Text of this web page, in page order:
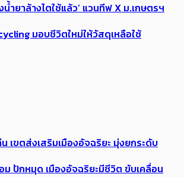
น้ำยาล้างไตใช้แล้ว’ แวนทีฟ X ม.เกษตรฯ
มอบชีวิตใหม่ให้วัสดุเหลือใช้
เขตส่งเสริมเมืองอัจฉริยะ มุ่งยกระดับ
ม ปักหมุด เมืองอัจฉริยะมีชีวิต ขับเคลื่อน